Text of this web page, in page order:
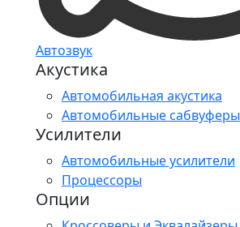
Автозвук
Акустика
Автомобильная акустика
Автомобильные сабвуферы
Усилители
Автомобильные усилители
Процессоры
Опции